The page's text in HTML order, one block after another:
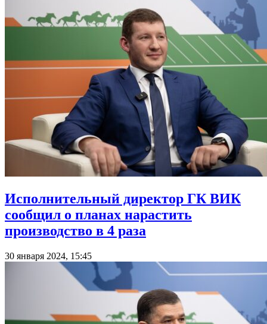
Исполнительный директор ГК ВИК
сообщил о планах нарастить
производство в 4 раза
30 января 2024, 15:45